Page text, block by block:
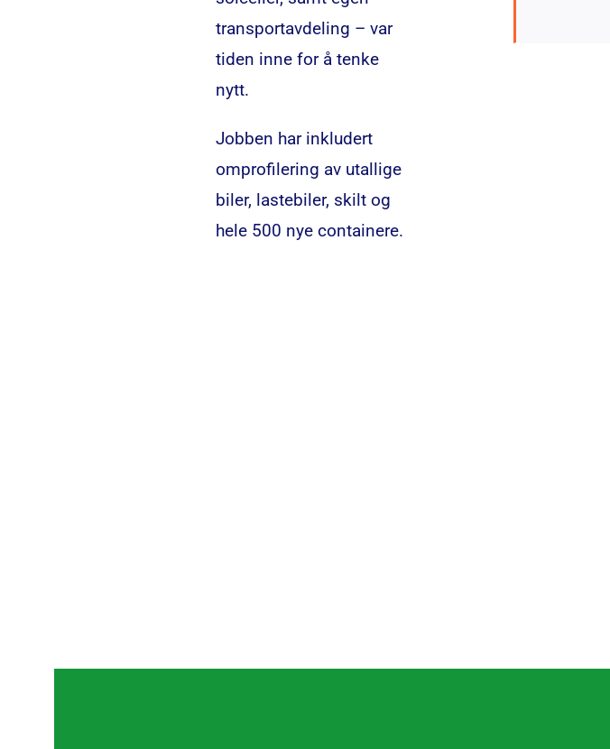
transportavdeling – var
tiden inne for å tenke
nytt.
Jobben har inkludert
omprofilering av utallige
biler, lastebiler, skilt og
hele 500 nye containere.